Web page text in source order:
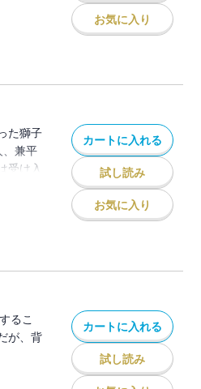
お気に入り
た獅子
、兼平
受け入
カートに入れる
試し読み
お気に入り
るこ
が、背
カートに入れる
試し読み